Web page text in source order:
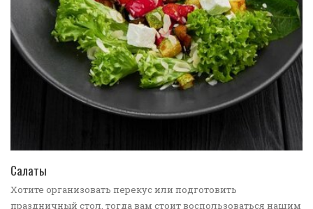
Салаты
Хотите организовать перекус или подготовить
праздничный стол, тогда вам стоит воспользоваться нашим